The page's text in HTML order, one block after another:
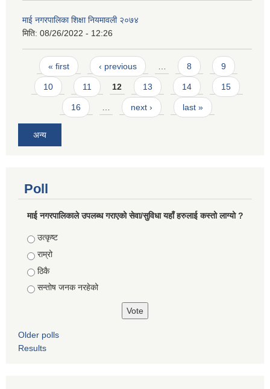
माई नगरपालिका शिक्षा नियमावली २०७४
मिति: 08/26/2022 - 12:26
Pages
« first ‹ previous 8 9
10 11 12 13 14 15
16 next › last »
अन्य
Poll
माई नगरपालिकाले उपलब्ध गराएको सेवा/सुविधा यहाँ हरुलाई कस्तो लाग्यो ?
Choices
उत्कृष्ट
राम्रो
ठिकै
सन्तोष जनक नरहेको
Older polls
Results